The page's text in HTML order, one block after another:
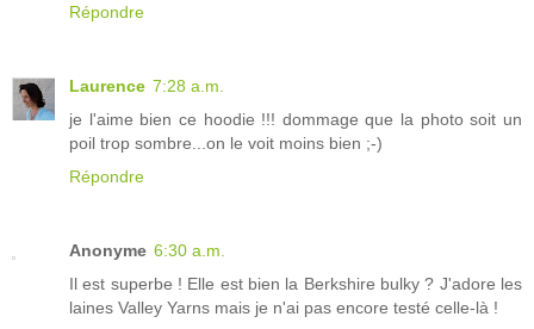
Répondre
Laurence 7:28 a.m.
je l'aime bien ce hoodie !!! dommage que la photo soit un
poil trop sombre...on le voit moins bien ;-)
Répondre
Anonyme 6:30 a.m.
Il est superbe ! Elle est bien la Berkshire bulky ? J'adore les
laines Valley Yarns mais je n'ai pas encore testé celle-là !